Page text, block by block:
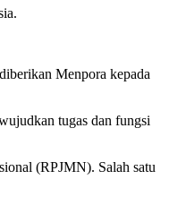
Menpora kepada
tugas dan fungsi
(RPJMN). Salah satu